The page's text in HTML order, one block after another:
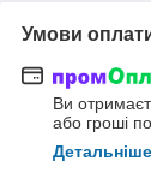
Умови
Ви
або гроші
Детальніше